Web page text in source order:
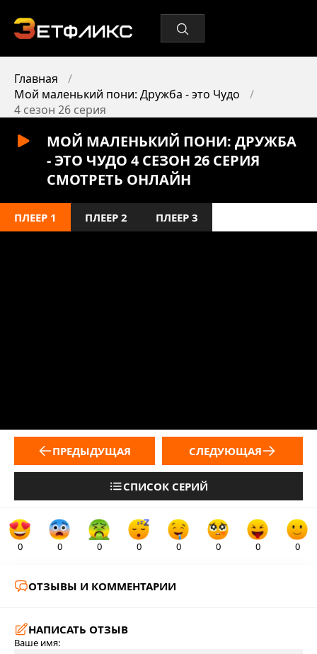
Главная
Мой маленький пони: Дружба - это Чудо
4 сезон 26 серия
МОЙ МАЛЕНЬКИЙ ПОНИ: ДРУЖБА
- ЭТО ЧУДО 4 СЕЗОН 26 СЕРИЯ
СМОТРЕТЬ ОНЛАЙН
ПЛЕЕР 1 ПЛЕЕР 2 ПЛЕЕР 3
ПРЕДЫДУЩАЯ
СПИСОК СЕРИЙ
СЛЕДУЮЩАЯ
0 0 0 0 0 0 0 0
ОТЗЫВЫ И КОММЕНТАРИИ
НАПИСАТЬ ОТЗЫВ
Ваше имя: